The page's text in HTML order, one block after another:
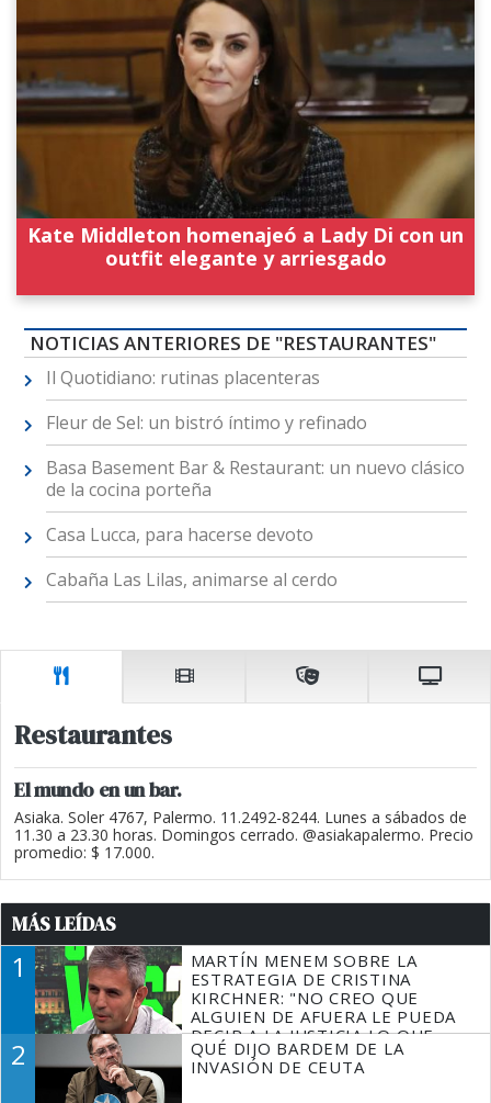
Kate Middleton homenajeó a Lady Di con un
outfit elegante y arriesgado
NOTICIAS ANTERIORES DE "RESTAURANTES"
Il Quotidiano: rutinas placenteras
Fleur de Sel: un bistró íntimo y refinado
Basa Basement Bar & Restaurant: un nuevo clásico
de la cocina porteña
Casa Lucca, para hacerse devoto
Cabaña Las Lilas, animarse al cerdo
Restaurantes
El mundo en un bar.
Asiaka. Soler 4767, Palermo. 11.2492-8244. Lunes a sábados de
11.30 a 23.30 horas. Domingos cerrado. @asiakapalermo. Precio
promedio: $ 17.000.
MÁS LEÍDAS
1
MARTÍN MENEM SOBRE LA
ESTRATEGIA DE CRISTINA
KIRCHNER: "NO CREO QUE
ALGUIEN DE AFUERA LE PUEDA
DECIR A LA JUSTICIA LO QUE
TIENE QUE HACER"
2
QUÉ DIJO BARDEM DE LA
INVASIÓN DE CEUTA